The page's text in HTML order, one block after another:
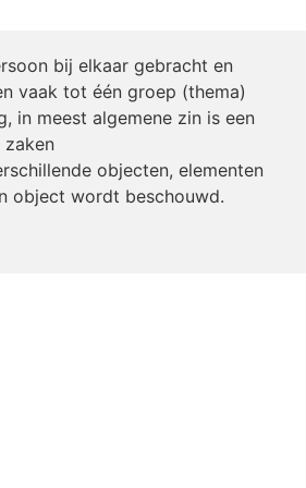
bij elkaar gebracht en
vaak tot één groep (thema)
in meest algemene zin is een
zaken
objecten, elementen
object wordt beschouwd.